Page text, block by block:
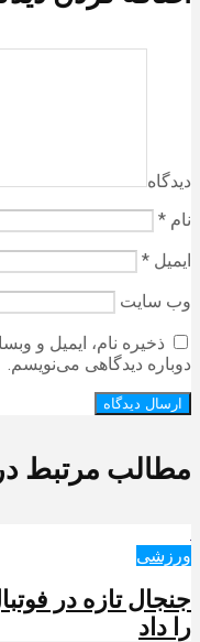
دیدگاه
نام *
ایمیل *
وب‌ سایت
ذخیره نام، ایمیل و
دوباره دیدگاهی می‌نویسم.
مطالب مرتبط
ورزشی
جنجال تازه در
را داد